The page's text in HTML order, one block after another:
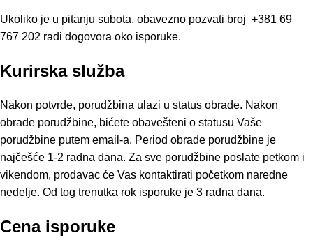
Ukoliko je u pitanju subota, obavezno pozvati broj +381 69
767 202 radi dogovora oko isporuke.
Kurirska služba
Nakon potvrde, porudžbina ulazi u status obrade. Nakon
obrade porudžbine, bićete obavešteni o statusu Vaše
porudžbine putem email-a. Period obrade porudžbine je
najčešće 1-2 radna dana. Za sve porudžbine poslate petkom i
vikendom, prodavac će Vas kontaktirati početkom naredne
nedelje. Od tog trenutka rok isporuke je 3 radna dana.
Cena isporuke